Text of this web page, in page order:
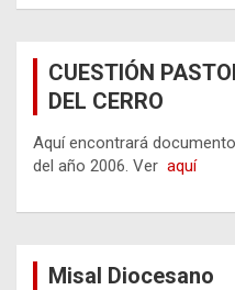
CUESTIÓN
DEL CERRO
Aquí encontrará
del año 2006. Ver aquí
Misal Diocesano